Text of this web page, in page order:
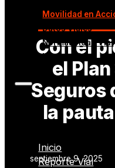
Movilidad en
Datos Viales
Normatividad Vial
Innovación
Inicio
Reporte Vial
Con el
el
Seguros
la
septiembre 9, 2025